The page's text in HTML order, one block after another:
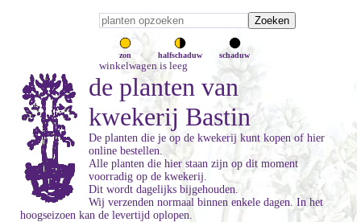
zon halfschaduw schaduw
winkelwagen is leeg
de planten van
kwekerij Bastin
De planten die je op de kwekerij kunt kopen of hier
online bestellen.
Alle planten die hier staan zijn op dit moment
voorradig op de kwekerij.
Dit wordt dagelijks bijgehouden.
Wij verzenden normaal binnen enkele dagen. In het
hoogseizoen kan de levertijd oplopen.